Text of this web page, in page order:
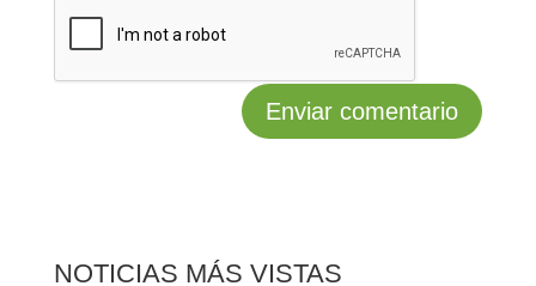
NOTICIAS MÁS VISTAS